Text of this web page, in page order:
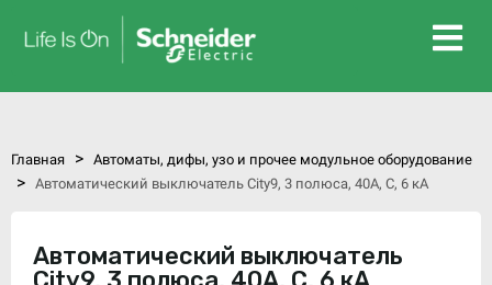
Главная > Автоматы, дифы, узо и прочее модульное оборудование
> Автоматический выключатель City9, 3 полюса, 40А, C, 6 кА
Автоматический выключатель